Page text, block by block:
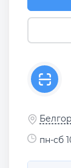
пн-сб